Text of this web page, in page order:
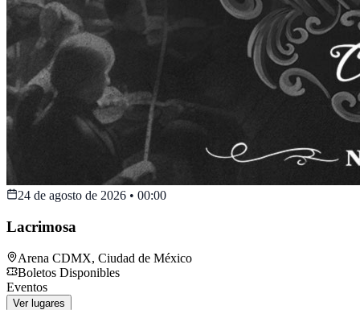
24 de agosto de 2026 • 00:00
Lacrimosa
Arena CDMX, Ciudad de México
Boletos Disponibles
Eventos
Ver lugares